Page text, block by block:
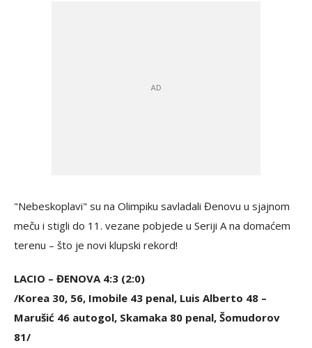
"Nebeskoplavi" su na Olimpiku savladali Đenovu u sjajnom
meču i stigli do 11. vezane pobjede u Seriji A na domaćem
terenu – što je novi klupski rekord!
LACIO – ĐENOVA 4:3 (2:0)
/Korea 30, 56, Imobile 43 penal, Luis Alberto 48 –
Marušić 46 autogol, Skamaka 80 penal, Šomudorov
81/